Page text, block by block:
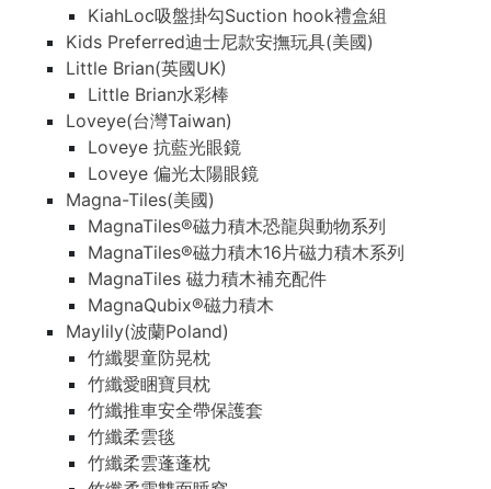
KiahLoc吸盤掛勾Suction hook禮盒組
Kids Preferred迪士尼款安撫玩具(美國)
Little Brian(英國UK)
Little Brian水彩棒
Loveye(台灣Taiwan)
Loveye 抗藍光眼鏡
Loveye 偏光太陽眼鏡
Magna-Tiles(美國)
MagnaTiles®磁力積木恐龍與動物系列
MagnaTiles®磁力積木16片磁力積木系列
MagnaTiles 磁力積木補充配件
MagnaQubix®磁力積木
Maylily(波蘭Poland)
竹纖嬰童防晃枕
竹纖愛睏寶貝枕
竹纖推車安全帶保護套
竹纖柔雲毯
竹纖柔雲蓬蓬枕